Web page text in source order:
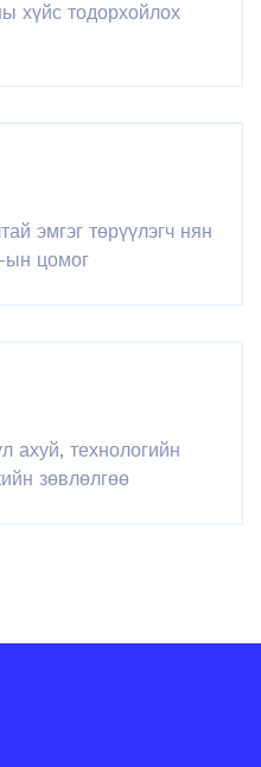
хүйс тодорхойлох
эмгэг төрүүлэгч нян
ын цомог
ахуй, технологийн
зөвлөлгөө